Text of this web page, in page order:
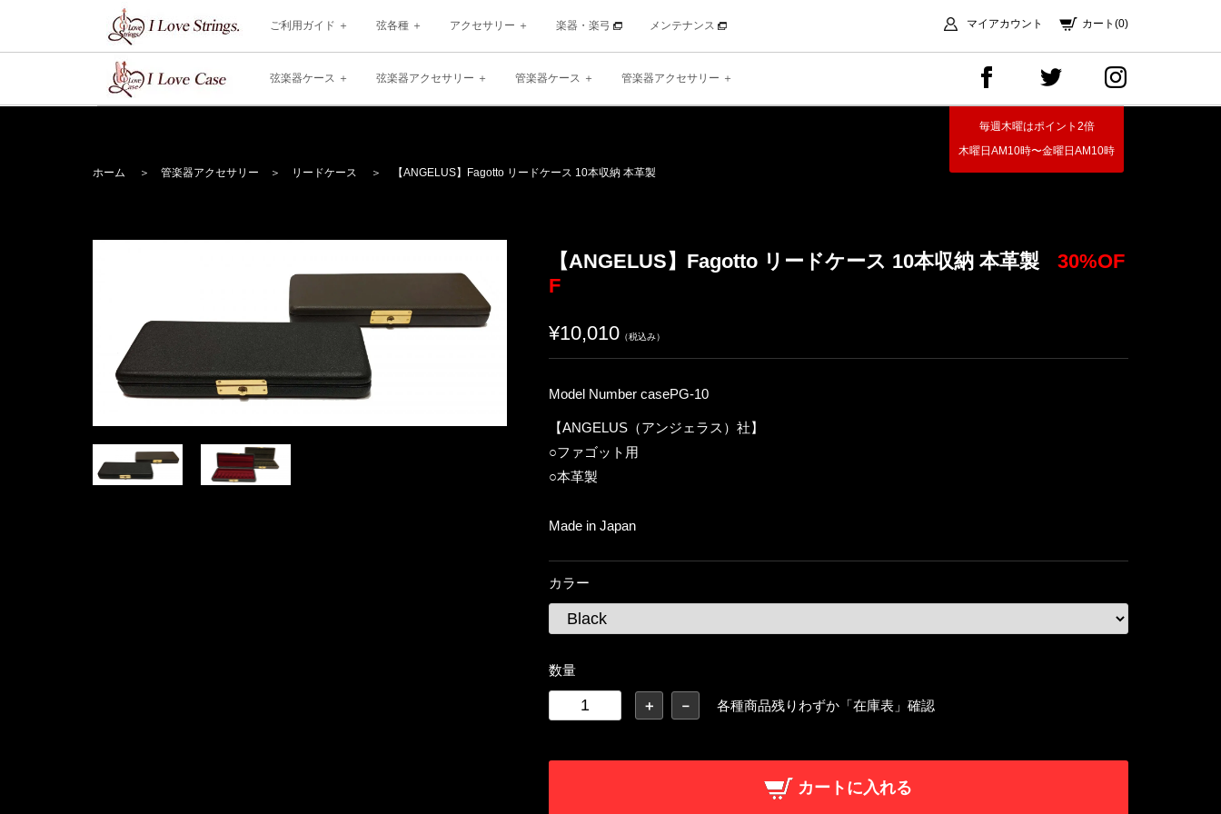
ご利用ガイド 弦各種 アクセサリー 楽器・楽弓 メンテナンス マイアカウント カート(0)
弦楽器ケース 弦楽器アクセサリー 管楽器ケース 管楽器アクセサリー
毎週木曜はポイント2倍
木曜日AM10時〜金曜日AM10時
ホーム ＞ 管楽器アクセサリー ＞ リードケース ＞ 【ANGELUS】Fagotto リードケース 10本収納 本革製
【ANGELUS】Fagotto リードケース 10本収納 本革製
30%OF
F
¥10,010（税込み）
Model Number casePG-10
【ANGELUS（アンジェラス）社】
○ファゴット用
○本革製
Made in Japan
カラー
数量
＋ － 各種商品残りわずか「在庫表」確認
カートに入れる